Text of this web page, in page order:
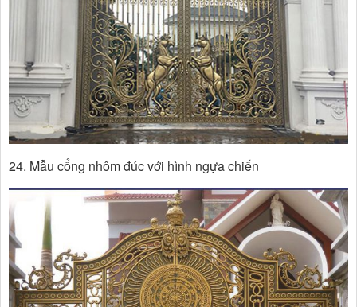
24. Mẫu cổng nhôm đúc với hình ngựa chiến